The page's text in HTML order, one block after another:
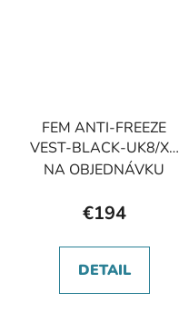
FEM ANTI-FREEZE
VEST-BLACK-UK8/XS
dámská vesta černá
NA OBJEDNÁVKU
€194
DETAIL